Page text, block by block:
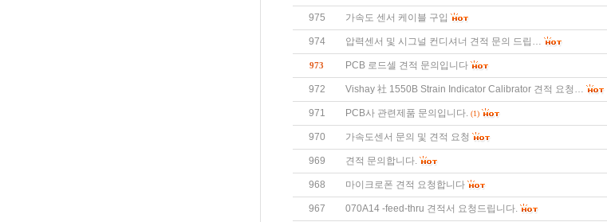
975 가속도 센서 케이블 구입
974 압력센서 및 시그널 컨디셔너 견적 문의 드립…
973 PCB 로드셀 견적 문의입니다
972 Vishay 社 1550B Strain Indicator Calibrator 견적 요청…
971 PCB사 관련제품 문의입니다. (1)
970 가속도센서 문의 및 견적 요청
969 견적 문의합니다.
968 마이크로폰 견적 요청합니다
967 070A14 -feed-thru 견적서 요청드립니다.